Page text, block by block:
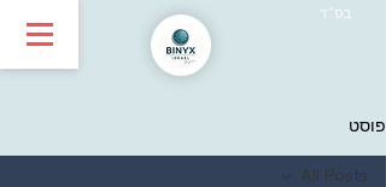
בס״ד
פוסט
All Posts